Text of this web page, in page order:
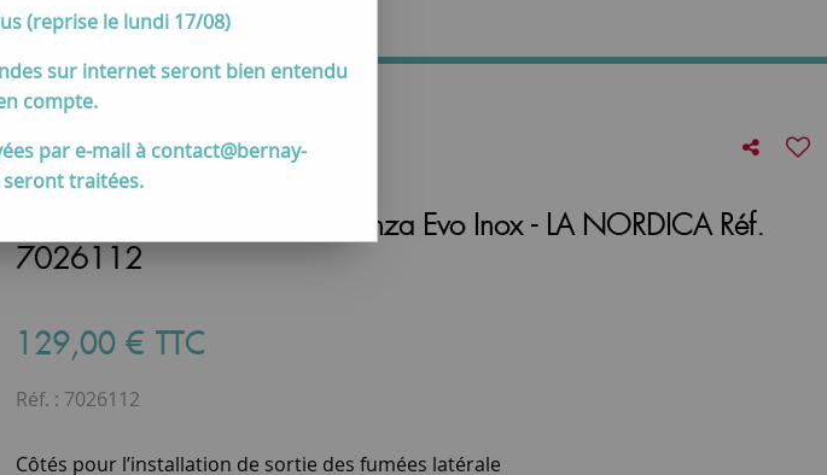
Contactez-nous
Réf. 7026112
Côté avec trou à gauche Vicenza Evo Inox - LA NORDICA Réf.
7026112
129,00 € TTC
Réf. : 7026112
Côtés pour l’installation de sortie des fumées latérale
(reprise le lundi 17/08)
sur internet seront bien entendu
compte.
par e-mail à contact@bernay-
traitées.